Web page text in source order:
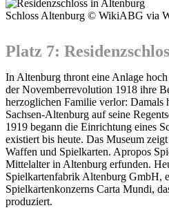
Schloss Altenburg © WikiABG via
Platz 7:
In Altenburg thront eine Anlage
der Novemberrevolution 1918 ihre
herzoglichen Familie verlor: Damals
Sachsen-Altenburg auf seine
1919 begann die Einrichtung eines
existiert bis heute. Das Museum
Waffen und Spielkarten. Apropos
Mittelalter in Altenburg erfunden.
Spielkartenfabrik Altenburg GmbH,
Spielkartenkonzerns Carta Mundi,
produziert.